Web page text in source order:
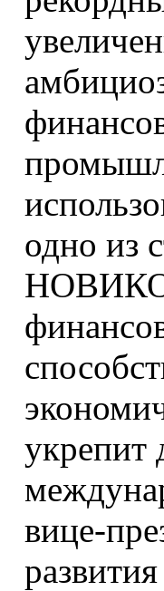
одно из
укрепит
вице-